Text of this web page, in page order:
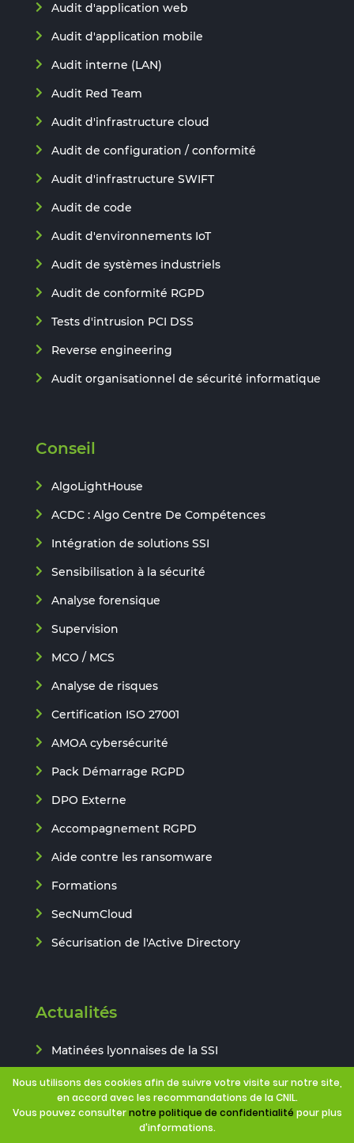
Audit d'application web
Audit d'application mobile
Audit interne (LAN)
Audit Red Team
Audit d'infrastructure cloud
Audit de configuration / conformité
Audit d'infrastructure SWIFT
Audit de code
Audit d'environnements IoT
Audit de systèmes industriels
Audit de conformité RGPD
Tests d'intrusion PCI DSS
Reverse engineering
Audit organisationnel de sécurité informatique
Conseil
AlgoLightHouse
ACDC : Algo Centre De Compétences
Intégration de solutions SSI
Sensibilisation à la sécurité
Analyse forensique
Supervision
MCO / MCS
Analyse de risques
Certification ISO 27001
AMOA cybersécurité
Pack Démarrage RGPD
DPO Externe
Accompagnement RGPD
Aide contre les ransomware
Formations
SecNumCloud
Sécurisation de l'Active Directory
Actualités
Matinées lyonnaises de la SSI
Notre actualité
Notre blog technique
Nous utilisons des cookies afin de suivre votre visite sur notre site,
en accord avec les recommandations de la CNIL.
Vous pouvez consulternotre politique de confidentialité pour plus
d'informations.